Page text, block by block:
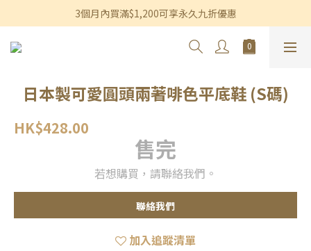
香港及澳門訂單滿$600即享免運費優惠
3個月內買滿$1,200可享永久九折優惠
香港及澳門訂單滿$600即享免運費優惠
日本製可愛圓頭兩著啡色平底鞋 (S碼)
HK$428.00
售完
若想購買，請聯絡我們。
聯絡我們
加入追蹤清單